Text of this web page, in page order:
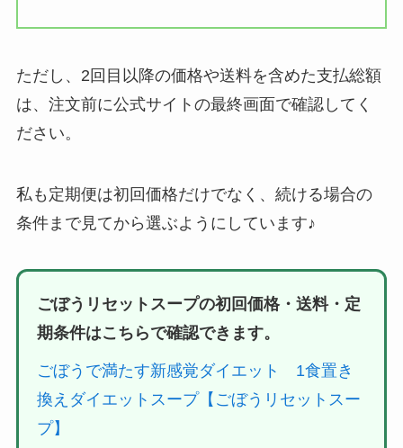
ただし、2回目以降の価格や送料を含めた支払総額
は、注文前に公式サイトの最終画面で確認してく
ださい。
私も定期便は初回価格だけでなく、続ける場合の
条件まで見てから選ぶようにしています♪
ごぼうリセットスープの初回価格・送料・定
期条件はこちらで確認できます。
ごぼうで満たす新感覚ダイエット 1食置き
換えダイエットスープ【ごぼうリセットスー
プ】